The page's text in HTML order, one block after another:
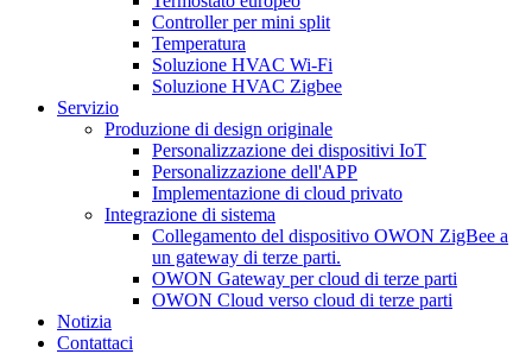
Controller per mini split
Temperatura
Soluzione HVAC Wi-Fi
Soluzione HVAC Zigbee
Servizio
Produzione di design originale
Personalizzazione dei dispositivi IoT
Personalizzazione dell'APP
Implementazione di cloud privato
Integrazione di sistema
Collegamento del dispositivo OWON ZigBee a
un gateway di terze parti.
OWON Gateway per cloud di terze parti
OWON Cloud verso cloud di terze parti
Notizia
Contattaci